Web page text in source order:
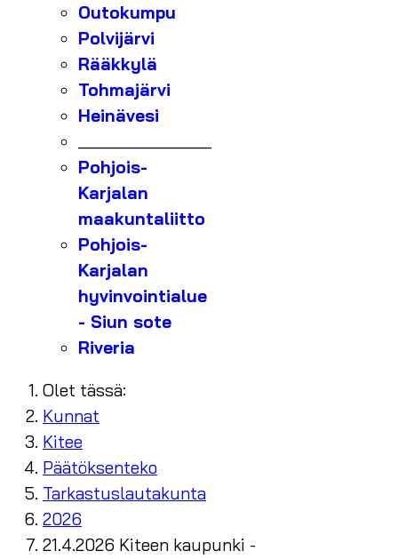
Outokumpu
Polvijärvi
Rääkkylä
Tohmajärvi
Heinävesi
Pohjois-
Karjalan
maakuntaliitto
Pohjois-
Karjalan
hyvinvointialue
- Siun sote
Riveria
Olet tässä:
Kunnat
Kitee
Päätöksenteko
Tarkastuslautakunta
2026
21.4.2026 Kiteen kaupunki -